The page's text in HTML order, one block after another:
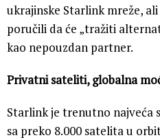
ukrajinske Starlink mreže,
poručili da će „tražiti
kao nepouzdan partner.
Privatni sateliti, globalna
Starlink je trenutno najveća
sa preko 8.000 satelita u